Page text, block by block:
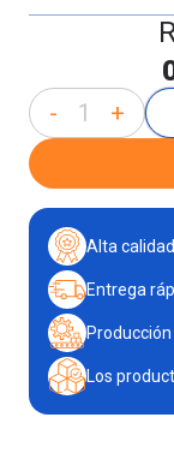
- +
Alta
Entrega
Los